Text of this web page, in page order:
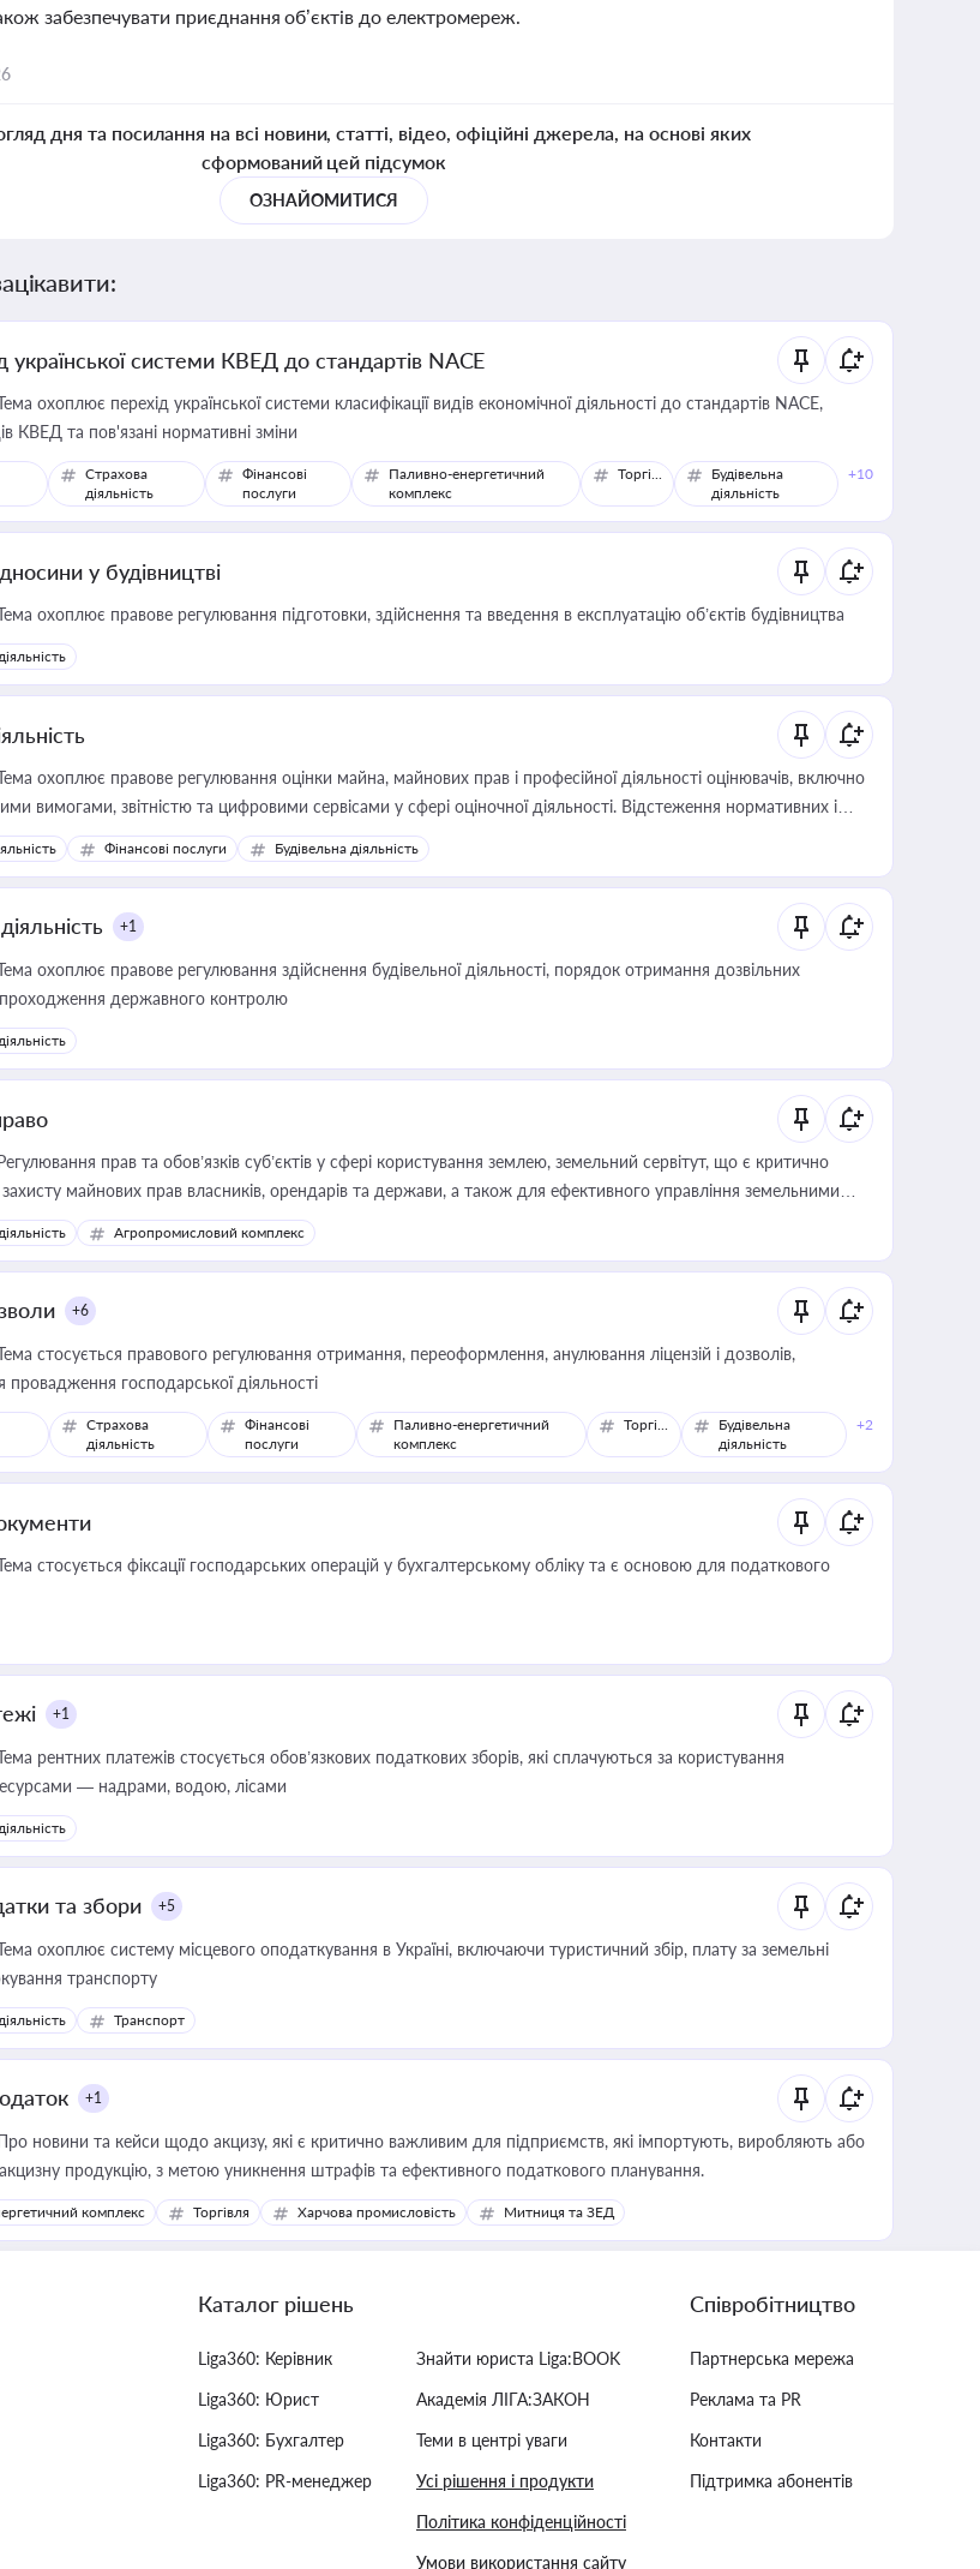
забезпечувати приєднання об’єктів до електромереж.
дня та посилання на всі новини, статті, відео, офіційні джерела, на основі яких
сформований цей підсумок
ОЗНАЙОМИТИСЯ
української системи КВЕД до стандартів NACE
охоплює перехід української системи класифікації видів економічної діяльності до стандартів NACE,
КВЕД та пов'язані нормативні зміни
Страхова
діяльність
Фінансові
послуги
Паливно-енергетичний
комплекс
Торгівля
Будівельна
діяльність
+10
у будівництві
охоплює правове регулювання підготовки, здійснення та введення в експлуатацію об’єктів будівництва
охоплює правове регулювання оцінки майна, майнових прав і професійної діяльності оцінювачів, включно
вимогами, звітністю та цифровими сервісами у сфері оціночної діяльності. Відстеження нормативних і
цій сфері корисне для власника бізнесу, керівника, юриста або бухгалтера під час оподаткування,
державного майна, корпоративних угод і перевірки статусу суб'єктів оціночної діяльності
Фінансові послуги Будівельна діяльність
+1
охоплює правове регулювання здійснення будівельної діяльності, порядок отримання дозвільних
проходження державного контролю
прав та обов’язків суб’єктів у сфері користування землею, земельний сервітут, що є критично
майнових прав власників, орендарів та держави, а також для ефективного управління земельними
Агропромисловий комплекс
+6
стосується правового регулювання отримання, переоформлення, анулювання ліцензій і дозволів,
провадження господарської діяльності
Страхова
діяльність
Фінансові
послуги
Паливно-енергетичний
комплекс
Торгівля
Будівельна
діяльність
+2
стосується фіксації господарських операцій у бухгалтерському обліку та є основою для податкового
+1
рентних платежів стосується обов’язкових податкових зборів, які сплачуються за користування
— надрами, водою, лісами
та збори +5
охоплює систему місцевого оподаткування в Україні, включаючи туристичний збір, плату за земельні
ділянки, за паркування транспорту
Транспорт
+1
новини та кейси щодо акцизу, які є критично важливим для підприємств, які імпортують, виробляють або
продукцію, з метою уникнення штрафів та ефективного податкового планування.
комплекс Торгівля Харчова промисловість Митниця та ЗЕД
Каталог рішень
Liga360: Керівник
Liga360: Юрист
Liga360: Бухгалтер
Liga360: PR-менеджер
Знайти юриста Liga:BOOK
Академія ЛІГА:ЗАКОН
Теми в центрі уваги
Усі рішення і продукти
Політика конфіденційності
Умови використання сайту
Співробітництво
Партнерська мережа
Реклама та PR
Контакти
Підтримка абонентів